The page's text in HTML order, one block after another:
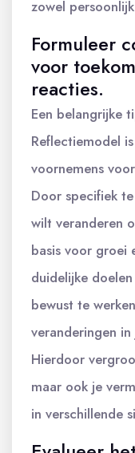
zowel
Formuleer
voor
reacties.
Een belangrijke
Reflectiemodel
voornemens
Door specifiek
wilt veranderen
basis voor groei
duidelijke
bewust te
veranderingen
Hierdoor
maar ook je
in verschillende